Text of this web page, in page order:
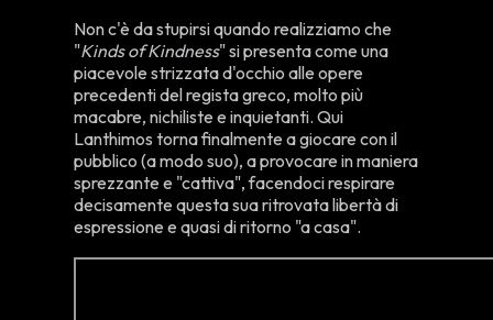
Non c'è da stupirsi quando realizziamo che
"Kinds of Kindness" si presenta come una
piacevole strizzata d'occhio alle opere
precedenti del regista greco, molto più
macabre, nichiliste e inquietanti. Qui
Lanthimos torna finalmente a giocare con il
pubblico (a modo suo), a provocare in maniera
sprezzante e "cattiva", facendoci respirare
decisamente questa sua ritrovata libertà di
espressione e quasi di ritorno "a casa".